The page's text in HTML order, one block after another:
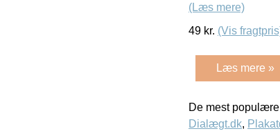
(Læs mere)
49 kr. (Vis
Læs mere »
De mest
Dialægt.dk,